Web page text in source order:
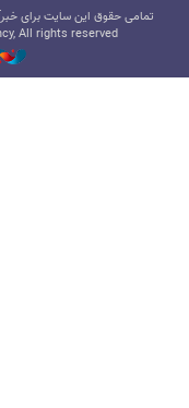
تمامی حقوق این سایت برای
All rights reserved